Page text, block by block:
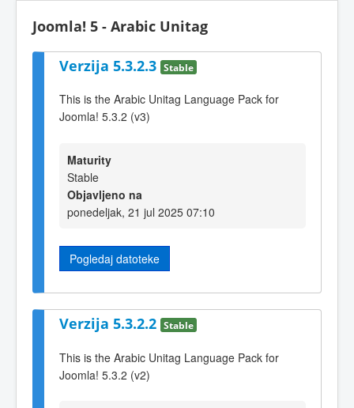
Joomla! 5 - Arabic Unitag
Verzija 5.3.2.3 Stable
This is the Arabic Unitag Language Pack for
Joomla! 5.3.2 (v3)
Maturity
Stable
Objavljeno na
ponedeljak, 21 jul 2025 07:10
Pogledaj datoteke
Verzija 5.3.2.2 Stable
This is the Arabic Unitag Language Pack for
Joomla! 5.3.2 (v2)